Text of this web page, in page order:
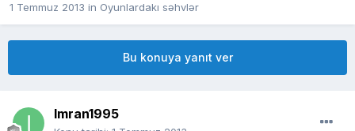
1 Temmuz 2013 in Oyunlardakı səhvlər
Bu konuya yanıt ver
Imran1995